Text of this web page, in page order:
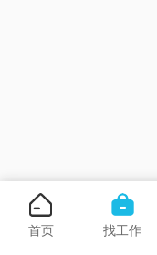
首页 找工作